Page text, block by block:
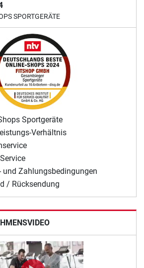
SPORTGERÄTE
Sportgeräte
Verhältnis
und Zahlungsbedingungen
/ Rücksendung